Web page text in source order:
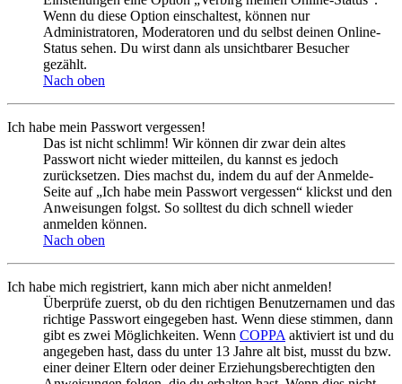
Wenn du diese Option einschaltest, können nur
Administratoren, Moderatoren und du selbst deinen Online-
Status sehen. Du wirst dann als unsichtbarer Besucher
gezählt.
Nach oben
Ich habe mein Passwort vergessen!
Das ist nicht schlimm! Wir können dir zwar dein altes
Passwort nicht wieder mitteilen, du kannst es jedoch
zurücksetzen. Dies machst du, indem du auf der Anmelde-
Seite auf „Ich habe mein Passwort vergessen“ klickst und den
Anweisungen folgst. So solltest du dich schnell wieder
anmelden können.
Nach oben
Ich habe mich registriert, kann mich aber nicht anmelden!
Überprüfe zuerst, ob du den richtigen Benutzernamen und das
richtige Passwort eingegeben hast. Wenn diese stimmen, dann
gibt es zwei Möglichkeiten. Wenn COPPA aktiviert ist und du
angegeben hast, dass du unter 13 Jahre alt bist, musst du bzw.
einer deiner Eltern oder deiner Erziehungsberechtigten den